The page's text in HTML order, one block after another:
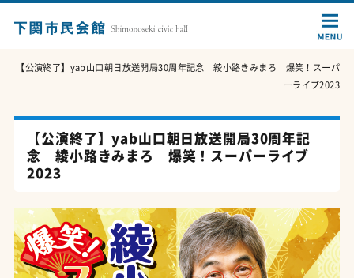
【公演終了】yab山口朝日放送開局30周年記念 綾小路きみまろ 爆笑！スーパ
ーライブ2023
【公演終了】yab山口朝日放送開局30周年記
念 綾小路きみまろ 爆笑！スーパーライブ
2023